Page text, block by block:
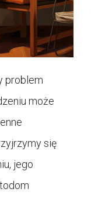
problem
może
się
jego